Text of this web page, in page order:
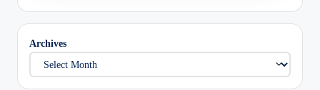
Archives